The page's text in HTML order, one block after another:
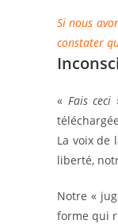
Si nous
constater
« Fais ceci
La voix de
liberté,
Notre «
forme qui